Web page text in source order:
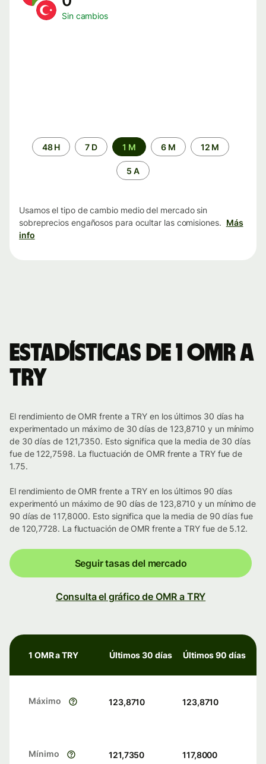
Sin cambios
Periodo48 H 7 D 1 M 6 M 12 M
5 A
Usamos el tipo de cambio medio del mercado sin
sobreprecios engañosos para ocultar las comisiones. Más
info
Estadísticas de 1 OMR a
TRY
El rendimiento de OMR frente a TRY en los últimos 30 días ha
experimentado un máximo de 30 días de 123,8710 y un mínimo
de 30 días de 121,7350. Esto significa que la media de 30 días
fue de 122,7598. La fluctuación de OMR frente a TRY fue de
1.75.
El rendimiento de OMR frente a TRY en los últimos 90 días
experimentó un máximo de 90 días de 123,8710 y un mínimo de
90 días de 117,8000. Esto significa que la media de 90 días fue
de 120,7728. La fluctuación de OMR frente a TRY fue de 5.12.
Seguir tasas del mercado
Consulta el gráfico de OMR a TRY
1 OMR a TRY Últimos 30 días Últimos 90 días
Máximo 123,8710 123,8710
Mínimo 121,7350 117,8000